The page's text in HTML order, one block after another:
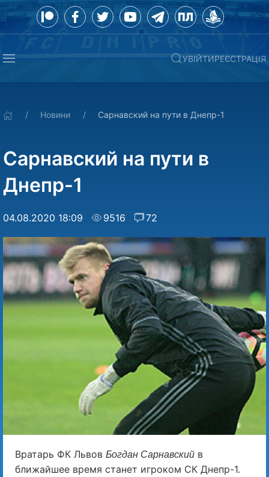
УВІЙТИРЕЄСТРАЦІЯ
Новини Сарнавский на пути в Днепр-1
Сарнавский на пути в
Днепр-1
04.08.2020 18:09 9516 72
Вратарь ФК Львов Богдан Сарнавский в
ближайшее время станет игроком СК Днепр-1.